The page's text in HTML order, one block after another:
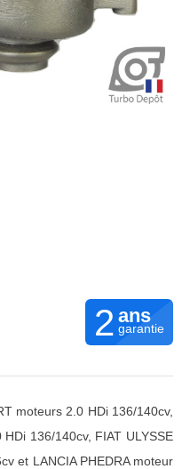
2 ans
garantie
moteurs 2.0 HDi 136/140cv,
136/140cv, FIAT ULYSSE
et LANCIA PHEDRA moteur